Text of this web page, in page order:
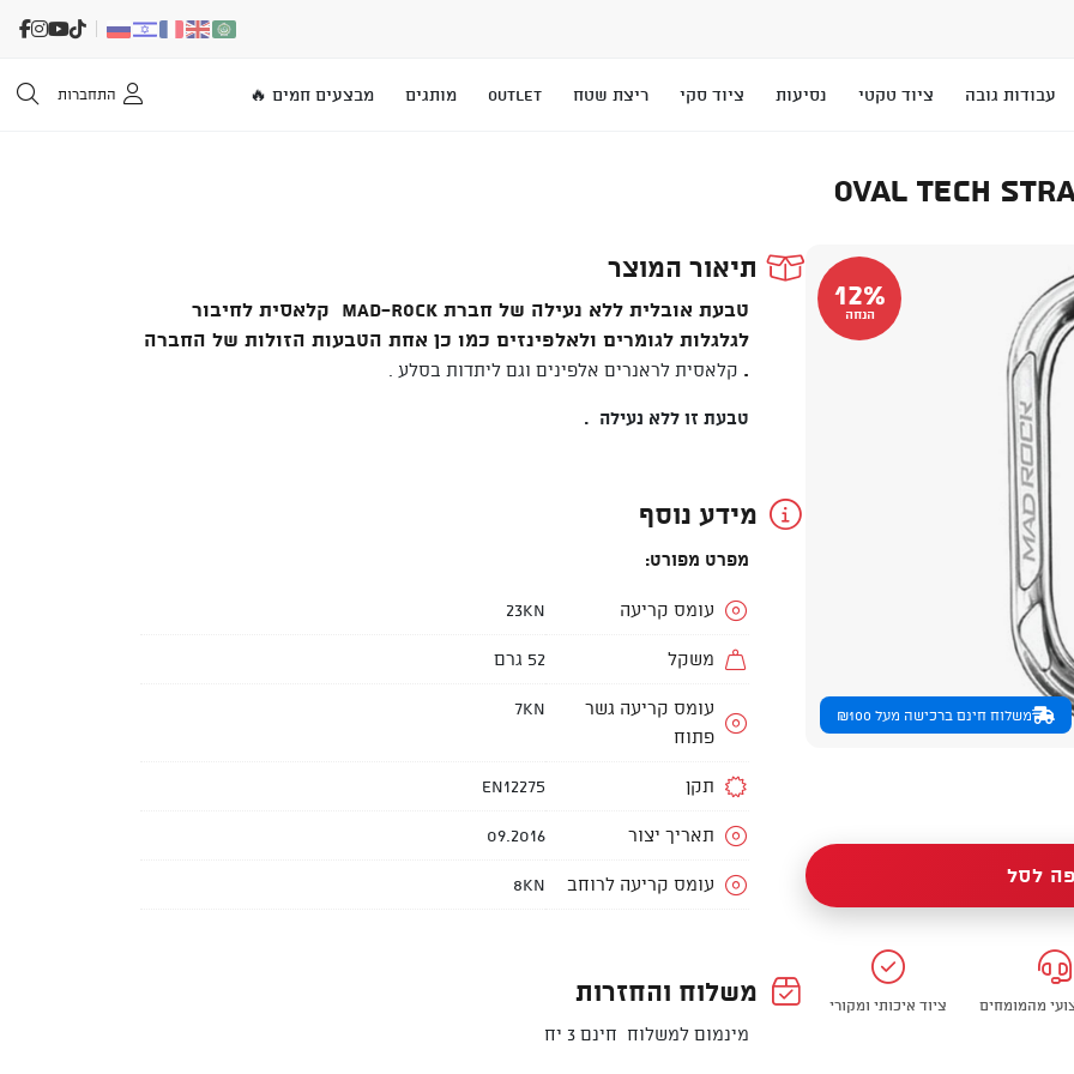
עבודות גובה ציוד טקטי נסיעות ציוד סקי ריצת שטח OUTLET מותגים מבצעים חמים 🔥 התחברות
12%
הנחה
משלוח חינם ברכישה מעל ₪100
לסל
מהמומחים ציוד איכותי ומקורי
תיאור המוצר
טבעת אובלית ללא נעילה של חברת MAD-ROCK קלאסית לחיבור
לגלגלות לגומרים ולאלפינזים כמו כן אחת הטבעות הזולות של החברה
. קלאסית לראנרים אלפינים וגם ליתדות בסלע .
טבעת זו ללא נעילה .
מידע נוסף
מפרט מפורט:
עומס קריעה 23KN
משקל 52 גרם
עומס קריעה גשר
פתוח
7KN
תקן EN12275
תאריך יצור 09.2016
עומס קריעה לרוחב 8KN
משלוח והחזרות
מינמום למשלוח חינם 3 יח